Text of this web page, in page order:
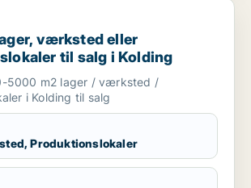
værksted eller produktionslokaler til salg i
værksted eller
til salg i Kolding
5000 m2 lager / værksted /
i Kolding til salg
Produktionslokaler